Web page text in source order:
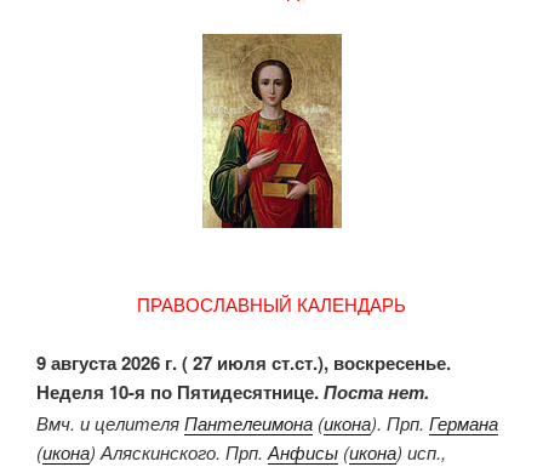
ПРАВОСЛАВНЫЙ КАЛЕНДАРЬ
9 августа 2026 г. ( 27 июля ст.ст.), воскресенье.
Неделя 10-я по Пятидесятнице.Поста нет.
Вмч. и целителяПантелеимона (икона). Прп. Германа
(икона) Аляскинского. Прп.Анфисы (икона) исп.,